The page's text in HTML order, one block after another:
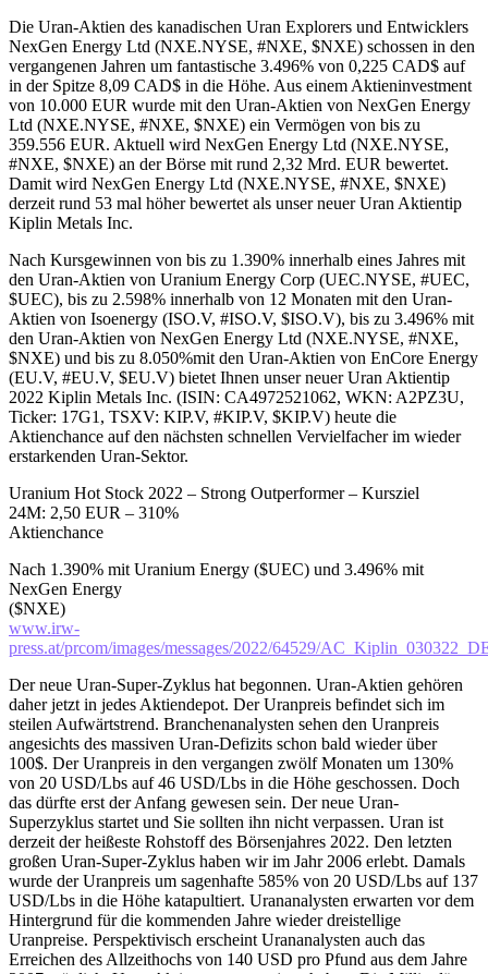
Die Uran-Aktien des kanadischen Uran Explorers und Entwicklers
NexGen Energy Ltd (NXE.NYSE, #NXE, $NXE) schossen in den
vergangenen Jahren um fantastische 3.496% von 0,225 CAD$ auf
in der Spitze 8,09 CAD$ in die Höhe. Aus einem Aktieninvestment
von 10.000 EUR wurde mit den Uran-Aktien von NexGen Energy
Ltd (NXE.NYSE, #NXE, $NXE) ein Vermögen von bis zu
359.556 EUR. Aktuell wird NexGen Energy Ltd (NXE.NYSE,
#NXE, $NXE) an der Börse mit rund 2,32 Mrd. EUR bewertet.
Damit wird NexGen Energy Ltd (NXE.NYSE, #NXE, $NXE)
derzeit rund 53 mal höher bewertet als unser neuer Uran Aktientip
Kiplin Metals Inc.
Nach Kursgewinnen von bis zu 1.390% innerhalb eines Jahres mit
den Uran-Aktien von Uranium Energy Corp (UEC.NYSE, #UEC,
$UEC), bis zu 2.598% innerhalb von 12 Monaten mit den Uran-
Aktien von Isoenergy (ISO.V, #ISO.V, $ISO.V), bis zu 3.496% mit
den Uran-Aktien von NexGen Energy Ltd (NXE.NYSE, #NXE,
$NXE) und bis zu 8.050%mit den Uran-Aktien von EnCore Energy
(EU.V, #EU.V, $EU.V) bietet Ihnen unser neuer Uran Aktientip
2022 Kiplin Metals Inc. (ISIN: CA4972521062, WKN: A2PZ3U,
Ticker: 17G1, TSXV: KIP.V, #KIP.V, $KIP.V) heute die
Aktienchance auf den nächsten schnellen Vervielfacher im wieder
erstarkenden Uran-Sektor.
Uranium Hot Stock 2022 – Strong Outperformer – Kursziel
24M: 2,50 EUR – 310%
Aktienchance
Nach 1.390% mit Uranium Energy ($UEC) und 3.496% mit
NexGen Energy
($NXE)
www.irw-
press.at/prcom/images/messages/2022/64529/
Der neue Uran-Super-Zyklus hat begonnen. Uran-Aktien gehören
daher jetzt in jedes Aktiendepot. Der Uranpreis befindet sich im
steilen Aufwärtstrend. Branchenanalysten sehen den Uranpreis
angesichts des massiven Uran-Defizits schon bald wieder über
100$. Der Uranpreis in den vergangen zwölf Monaten um 130%
von 20 USD/Lbs auf 46 USD/Lbs in die Höhe geschossen. Doch
das dürfte erst der Anfang gewesen sein. Der neue Uran-
Superzyklus startet und Sie sollten ihn nicht verpassen. Uran ist
derzeit der heißeste Rohstoff des Börsenjahres 2022. Den letzten
großen Uran-Super-Zyklus haben wir im Jahr 2006 erlebt. Damals
wurde der Uranpreis um sagenhafte 585% von 20 USD/Lbs auf 137
USD/Lbs in die Höhe katapultiert. Urananalysten erwarten vor dem
Hintergrund für die kommenden Jahre wieder dreistellige
Uranpreise. Perspektivisch erscheint Urananalysten auch das
Erreichen des Allzeithochs von 140 USD pro Pfund aus dem Jahre